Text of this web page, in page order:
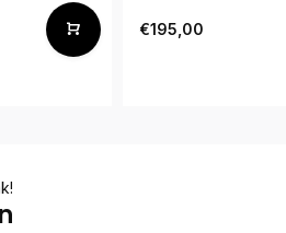
€195,00